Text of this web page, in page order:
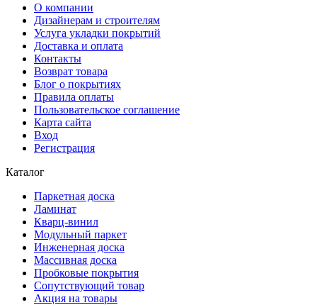
О компании
Дизайнерам и строителям
Услуга укладки покрытий
Доставка и оплата
Контакты
Возврат товара
Блог о покрытиях
Правила оплаты
Пользовательское соглашение
Карта сайта
Вход
Регистрация
Каталог
Паркетная доска
Ламинат
Кварц-винил
Модульный паркет
Инженерная доска
Массивная доска
Пробковые покрытия
Сопутствующий товар
Акция на товары